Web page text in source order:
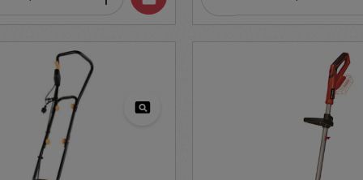
készülék, amellyel
fellazíthatja a kert
a kétpontos biztonsági
RT 1545 M kerekei állítható
amelyek mozgatáshoz ki-, a
előtt pedig behajthatók.
és összecsukható nyél
és helytakarékos
A kábelrögzítő óvja a
így az nem kopik, és
munkavégzést tesz
apróbb kövek csapódásaitól.
fogaskereket a robusztus acél
megakadályozza, hogy kár
Munkaszélesség: 320 mm 4
Állítható fogantyú Tömeg: 8 kg